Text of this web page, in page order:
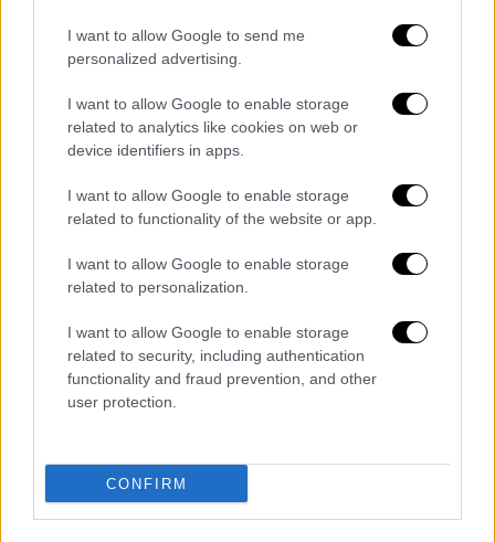
I want to allow Google to send me
personalized advertising.
I want to allow Google to enable storage
related to analytics like cookies on web or
device identifiers in apps.
I want to allow Google to enable storage
related to functionality of the website or app.
I want to allow Google to enable storage
related to personalization.
I want to allow Google to enable storage
related to security, including authentication
functionality and fraud prevention, and other
user protection.
CONFIRM
Γιώργος Γεραπετρίτης έχει ενεργοποιηθεί
ήδη η Μονάδα Διαχείρισης Κρίσεων για την
ασφάλεια τους, ωστόσο προς το παρόνδεν
υποβληθεί κάποιο αίτημα επαναπατρισμού
φρεγάτα στην Ερυθρά Θάλασσα
Παράλληλα, συζητήθηκαν οι τυχόν
επιπτώσεις της κρίσης στη Μέση Ανατολή
Προβληματισμός επικρατεί και για την
ελληνική φρεγάτα που βρίσκεται στην
Ερυθρά Θάλασσα.
προξενεία
Την ίδια, ώρα η ΕΛ.ΑΣ. προχώρησε στην